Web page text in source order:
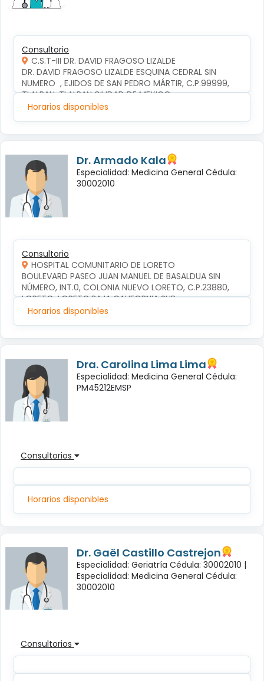
Consultorio
C.S.T-III DR. DAVID FRAGOSO LIZALDE
DR. DAVID FRAGOSO LIZALDE ESQUINA CEDRAL SIN
NUMERO  , EJIDOS DE SAN PEDRO MÁRTIR, C.P.99999,
TLALPAN, TLALPAN,CIUDAD DE MEXICO
Horarios disponibles
Dr. Armado Kala
Especialidad: Medicina General Cédula:
30002010
Consultorio
HOSPITAL COMUNITARIO DE LORETO
BOULEVARD PASEO JUAN MANUEL DE BASALDUA SIN
NÚMERO, INT.0, COLONIA NUEVO LORETO, C.P.23880,
LORETO, LORETO,BAJA CALIFORNIA SUR
Horarios disponibles
Dra. Carolina Lima Lima
Especialidad: Medicina General Cédula:
PM45212EMSP
Consultorios
Horarios disponibles
Dr. Gaël Castillo Castrejon
Especialidad: Geriatría Cédula: 30002010 |
Especialidad: Medicina General Cédula:
30002010
Consultorios